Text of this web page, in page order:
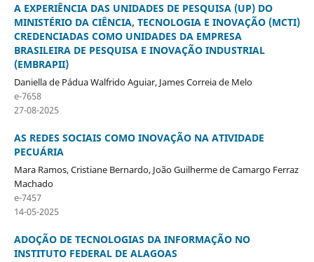
A EXPERIÊNCIA DAS UNIDADES DE PESQUISA (UP) DO
MINISTÉRIO DA CIÊNCIA, TECNOLOGIA E INOVAÇÃO (MCTI)
CREDENCIADAS COMO UNIDADES DA EMPRESA
BRASILEIRA DE PESQUISA E INOVAÇÃO INDUSTRIAL
(EMBRAPII)
Daniella de Pádua Walfrido Aguiar, James Correia de Melo
e-7658
27-08-2025
AS REDES SOCIAIS COMO INOVAÇÃO NA ATIVIDADE
PECUÁRIA
Mara Ramos, Cristiane Bernardo, João Guilherme de Camargo Ferraz
Machado
e-7457
14-05-2025
ADOÇÃO DE TECNOLOGIAS DA INFORMAÇÃO NO
INSTITUTO FEDERAL DE ALAGOAS